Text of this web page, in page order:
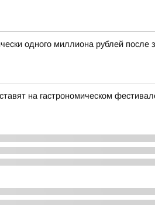
одного миллиона рублей
на гастрономическом